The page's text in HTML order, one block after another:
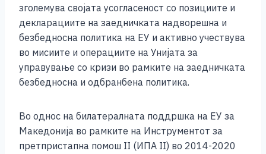
зголемува својата усогласеност со позициите и
декларациите на заедничката надворешна и
безбедносна политика на ЕУ и активно учествува
во мисиите и операциите на Унијата за
управување со кризи во рамките на заедничката
безбедносна и одбранбена политика.
Во однос на билатералната поддршка на ЕУ за
Македонија во рамките на Инструментот за
претпристапна помош II (ИПА II) во 2014-2020